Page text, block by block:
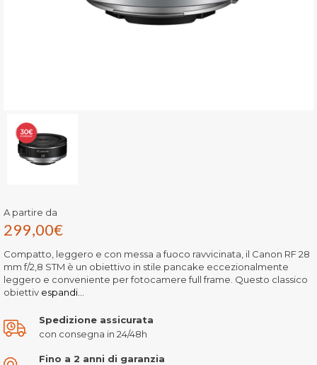
A partire da
299,00€
Compatto, leggero e con messa a fuoco ravvicinata, il Canon RF 28
mm f/2,8 STM è un obiettivo in stile pancake eccezionalmente
leggero e conveniente per fotocamere full frame. Questo classico
obiettiv espandi...
Spedizione assicurata
con consegna in 24/48h
Fino a 2 anni di garanzia